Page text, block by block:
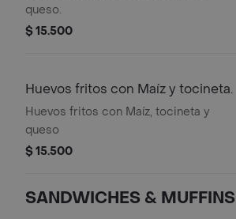
queso.
$ 15.500
Huevos fritos con Maíz y tocineta.
Huevos fritos con Maíz, tocineta y
queso
$ 15.500
SANDWICHES & MUFFINS